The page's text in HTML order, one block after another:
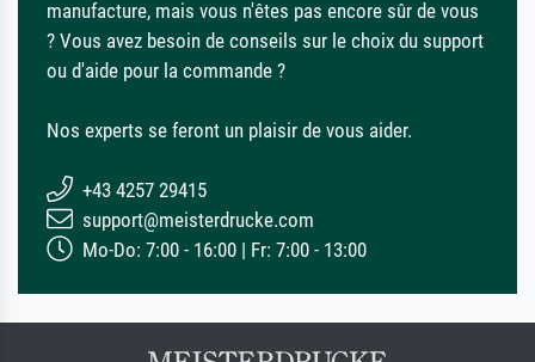
manufacture, mais vous n'êtes pas encore sûr de vous
? Vous avez besoin de conseils sur le choix du support
ou d'aide pour la commande ?
Nos experts se feront un plaisir de vous aider.
+43 4257 29415
support@meisterdrucke.com
Mo-Do: 7:00 - 16:00 | Fr: 7:00 - 13:00